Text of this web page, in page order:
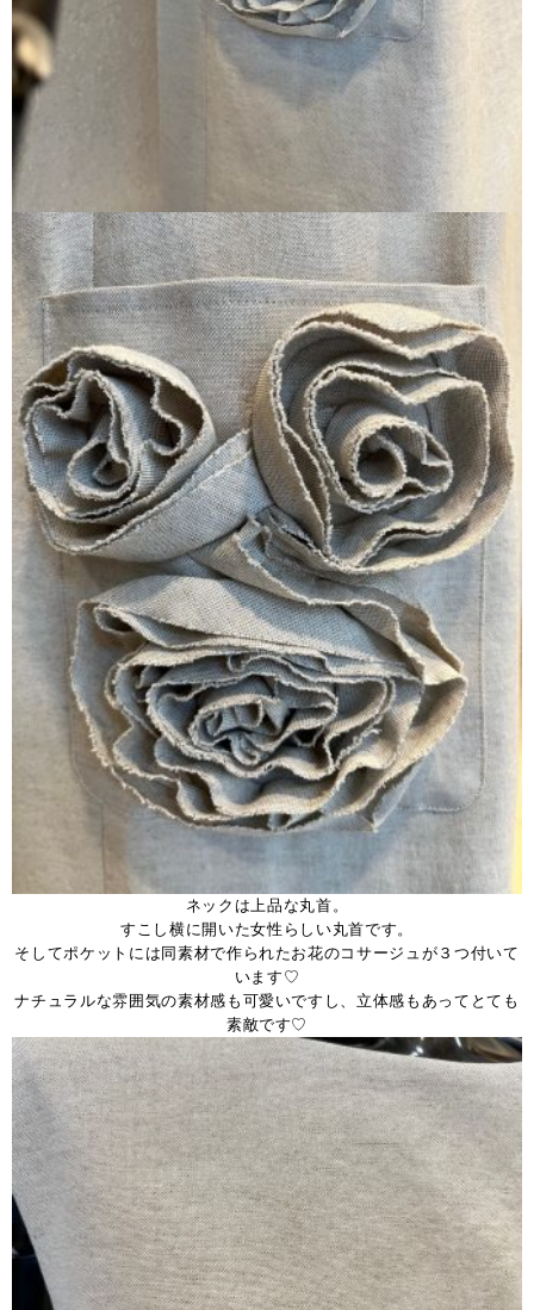
ネックは上品な丸首。
すこし横に開いた女性らしい丸首です。
そしてポケットには同素材で作られたお花のコサージュが３つ付いて
います♡
ナチュラルな雰囲気の素材感も可愛いですし、立体感もあってとても
素敵です♡